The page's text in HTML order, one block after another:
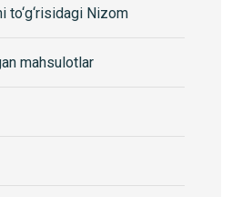
to‘g‘risidagi Nizom
mahsulotlar